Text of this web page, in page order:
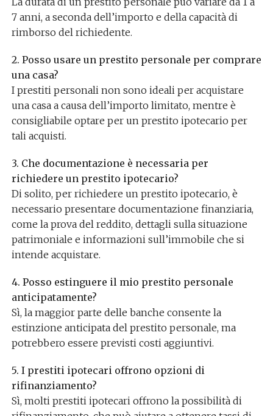
7 anni, a seconda dell’importo e della capacità di
rimborso del richiedente.
2. Posso usare un prestito personale per comprare
una casa?
I prestiti personali non sono ideali per acquistare
una casa a causa dell’importo limitato, mentre è
consigliabile optare per un prestito ipotecario per
tali acquisti.
3. Che documentazione è necessaria per
richiedere un prestito ipotecario?
Di solito, per richiedere un prestito ipotecario, è
necessario presentare documentazione finanziaria,
come la prova del reddito, dettagli sulla situazione
patrimoniale e informazioni sull’immobile che si
intende acquistare.
4. Posso estinguere il mio prestito personale
anticipatamente?
Sì, la maggior parte delle banche consente la
estinzione anticipata del prestito personale, ma
potrebbero essere previsti costi aggiuntivi.
5. I prestiti ipotecari offrono opzioni di
rifinanziamento?
Sì, molti prestiti ipotecari offrono la possibilità di